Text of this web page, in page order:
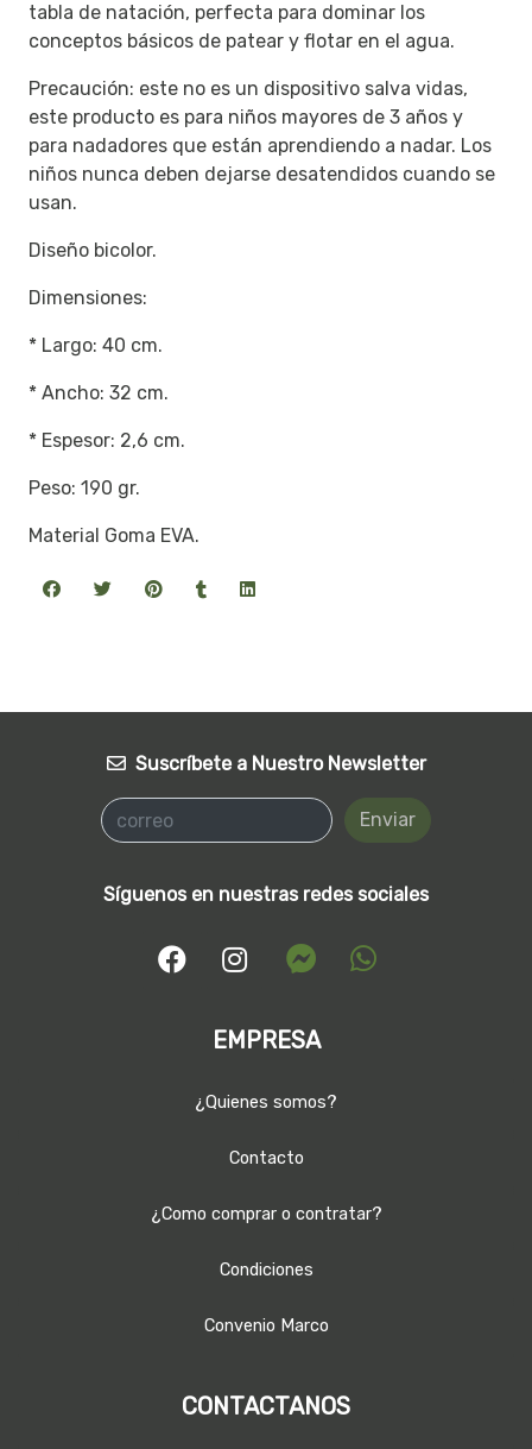
tabla de natación, perfecta para dominar los
conceptos básicos de patear y flotar en el agua.
Precaución: este no es un dispositivo salva vidas,
este producto es para niños mayores de 3 años y
para nadadores que están aprendiendo a nadar. Los
niños nunca deben dejarse desatendidos cuando se
usan.
Diseño bicolor.
Dimensiones:
* Largo: 40 cm.
* Ancho: 32 cm.
* Espesor: 2,6 cm.
Peso: 190 gr.
Material Goma EVA.
Suscríbete a Nuestro Newsletter
Enviar
Síguenos en nuestras redes sociales
EMPRESA
¿Quienes somos?
Contacto
¿Como comprar o contratar?
Condiciones
Convenio Marco
CONTACTANOS